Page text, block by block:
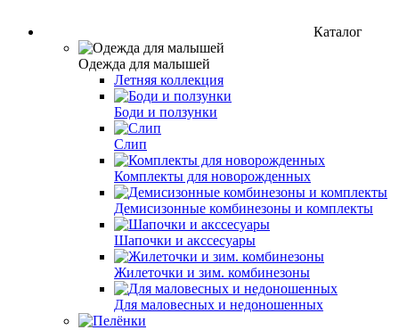
Каталог
Одежда для малышей
Летняя коллекция
Боди и ползунки
Слип
Комплекты для новорожденных
Демисизонные комбинезоны и комплекты
Шапочки и акссесуары
Жилеточки и зим. комбинезоны
Для маловесных и недоношенных